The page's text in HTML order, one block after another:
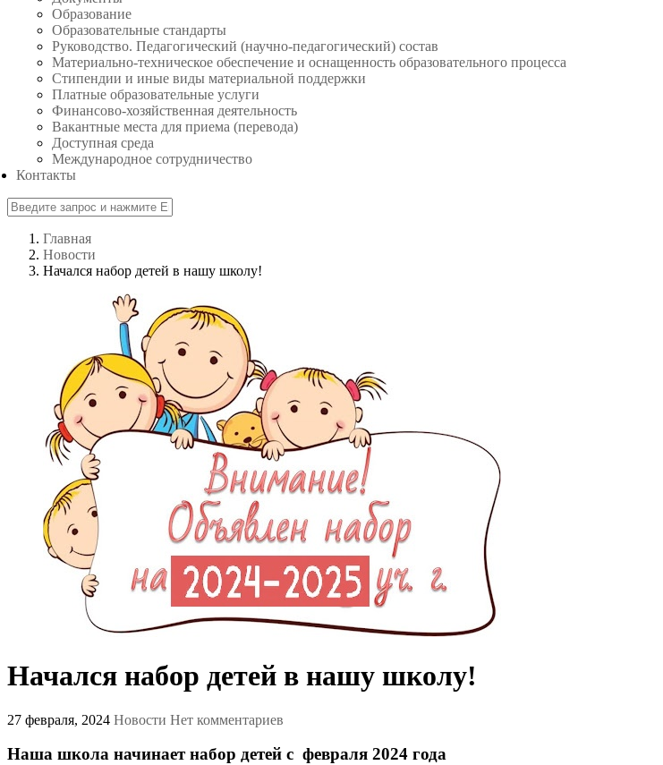
Образование
Образовательные стандарты
Руководство. Педагогический (научно-педагогический) состав
Материально-техническое обеспечение и оснащенность образовательного процесса
Стипендии и иные виды материальной поддержки
Платные образовательные услуги
Финансово-хозяйственная деятельность
Вакантные места для приема (перевода)
Доступная среда
Международное сотрудничество
Контакты
Главная
Новости
Начался набор детей в нашу школу!
Начался набор детей в нашу школу!
27 февраля, 2024 Новости Нет комментариев
Наша школа начинает набор детей с февраля 2024 года